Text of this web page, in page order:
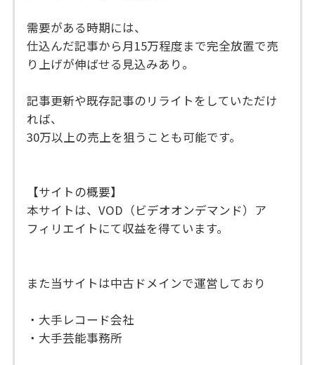
需要がある時期には、
仕込んだ記事から月15万程度まで完全放置で売
り上げが伸ばせる見込みあり。
記事更新や既存記事のリライトをしていただけ
れば、
30万以上の売上を狙うことも可能です。
【サイトの概要】
本サイトは、VOD（ビデオオンデマンド）ア
フィリエイトにて収益を得ています。
また当サイトは中古ドメインで運営しており
・大手レコード会社
・大手芸能事務所